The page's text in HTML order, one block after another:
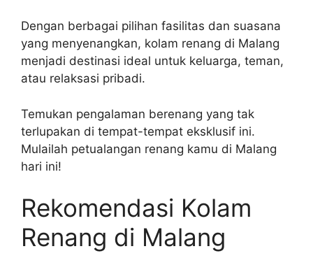
Dengan berbagai pilihan fasilitas dan suasana
yang menyenangkan, kolam renang di Malang
menjadi destinasi ideal untuk keluarga, teman,
atau relaksasi pribadi.
Temukan pengalaman berenang yang tak
terlupakan di tempat-tempat eksklusif ini.
Mulailah petualangan renang kamu di Malang
hari ini!
Rekomendasi Kolam
Renang di Malang